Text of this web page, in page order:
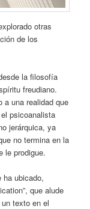
otras
de los
la filosofía
freudiano.
a una realidad que
psicoanalista
jerárquica, ya
no termina en la
le prodigue.
ha ubicado,
que alude
texto en el